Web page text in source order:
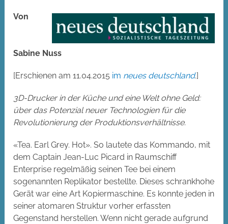
Von
Sabine Nuss
[Erschienen am 11.04.2015 im neues deutschland.]
3D-Drucker in der Küche und eine Welt ohne Geld:
über das Potenzial neuer Technologien für die
Revolutionierung der Produktionsverhältnisse.
«Tea. Earl Grey. Hot». So lautete das Kommando, mit
dem Captain Jean-Luc Picard in Raumschiff
Enterprise regelmäßig seinen Tee bei einem
sogenannten Replikator bestellte. Dieses schrankhohe
Gerät war eine Art Kopiermaschine. Es konnte jeden in
seiner atomaren Struktur vorher erfassten
Gegenstand herstellen. Wenn nicht gerade aufgrund